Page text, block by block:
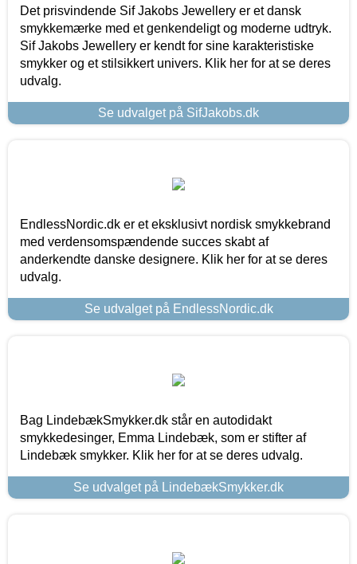
Det prisvindende Sif Jakobs Jewellery er et dansk
smykkemærke med et genkendeligt og moderne udtryk.
Sif Jakobs Jewellery er kendt for sine karakteristiske
smykker og et stilsikkert univers. Klik her for at se deres
udvalg.
Se udvalget på SifJakobs.dk
EndlessNordic.dk er et eksklusivt nordisk smykkebrand
med verdensomspændende succes skabt af
anderkendte danske designere. Klik her for at se deres
udvalg.
Se udvalget på EndlessNordic.dk
Bag LindebækSmykker.dk står en autodidakt
smykkedesinger, Emma Lindebæk, som er stifter af
Lindebæk smykker. Klik her for at se deres udvalg.
Se udvalget på LindebækSmykker.dk